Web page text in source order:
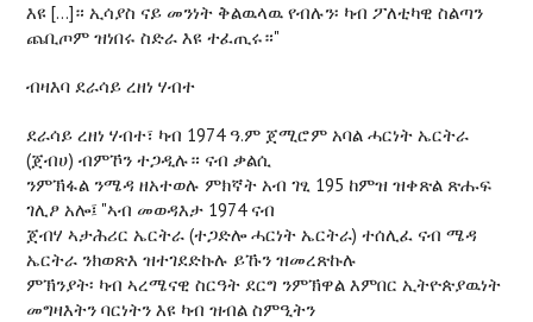
እዩ [...]። ኢሳያስ ናይ መንነት ቅልዉላዉ የብሉን፡ ካብ ፖለቲካዊ ስልጣን
ጨቢጦም ዝነበሩ ስድራ እዩ ተፈጢሩ።"
ብዛእባ ደራሳይ ረዘነ ሃብተ
ደራሳይ ረዘነ ሃብተ፣ ካብ 1974 ዓ.ም ጀሚሮም አባል ሓርነት ኤርትራ
(ጀብሀ) ብምኾን ተጋዲሉ። ናብ ቃልሲ
ንምኽፋል ንሜዳ ዘአተወሉ ምክኛት አብ ገፂ 195 ከምዝ ዝቀጽል ጽሑፍ
ገሊፆ አሎ፤ "ኣብ መወዳእታ 1974 ናብ
ጀብሃ ኣታሕሪር ኤርትራ (ተጋድሎ ሓርነት ኤርትራ) ተሰሊፈ ናብ ሜዳ
ኤርትራ ንክወጽእ ዝተገደድኩሉ ይኹን ዝመረጽኩሉ
ምኽንያት፡ ካብ ኣረሜናዊ ስርዓት ደርግ ንምኽዋል እምበር ኢትዮጵያዉነት
መግዛእትን ባርነትን እዩ ካብ ዝብል ስምዒትን